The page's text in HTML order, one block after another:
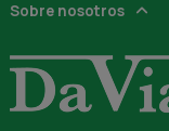
Sobre nosotros